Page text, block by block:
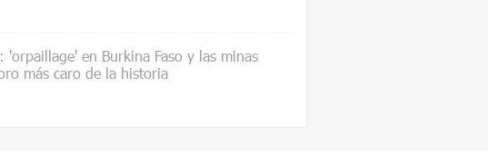
'orpaillage' en Burkina Faso y las minas
más caro de la historia